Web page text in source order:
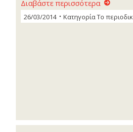
Διαβάστε περισσότερα
26/03/2014 ΚατηγορίαΤο